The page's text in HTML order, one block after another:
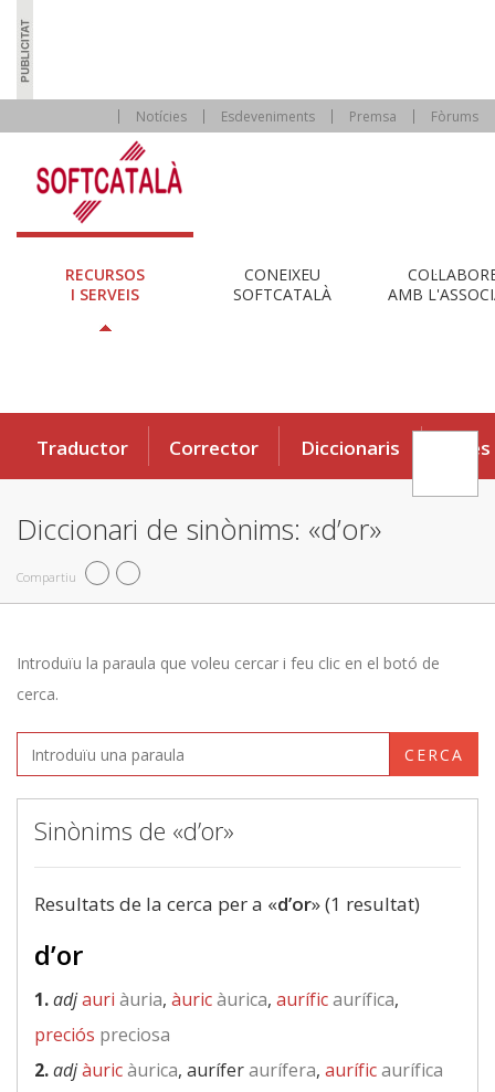
Notícies Esdeveniments Premsa Fòrums
RECURSOS
I SERVEIS
CONEIXEU
SOFTCATALÀ
AMB
Traductor Corrector Diccionaris Eines
Diccionari de sinònims: «d’or»
Compartiu
Introduïu la paraula que voleu cercar i feu clic en el botó de
cerca.
CERCA
Sinònims de «d’or»
Resultats de la cerca per a «d’or» (1 resultat)
d’or
1.adjauri àuria, àuricàurica, auríficaurífica,
preciós preciosa
2.adjàuricàurica, auríferaurífera, auríficaurífica